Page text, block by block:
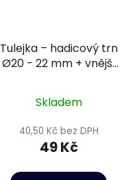
Tulejka – hadicový trn
Ø20 - 22 mm + vnější
Skladem
40,50 Kč bez DPH
49 Kč